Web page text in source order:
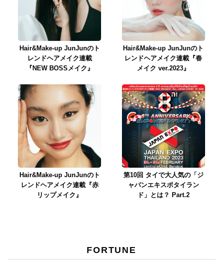
Hair&Make-up JunJunのト
レンドヘアメイク連載
『NEW BOSSメイク』
Hair&Make-up JunJunのト
レンドヘアメイク連載『春
メイク ver.2023』
Hair&Make-up JunJunのト
レンドヘアメイク連載『赤
リップメイク』
第10回 タイで大人気の「ジ
ャパンエキスポタイラン
ド」とは？ Part.2
FORTUNE